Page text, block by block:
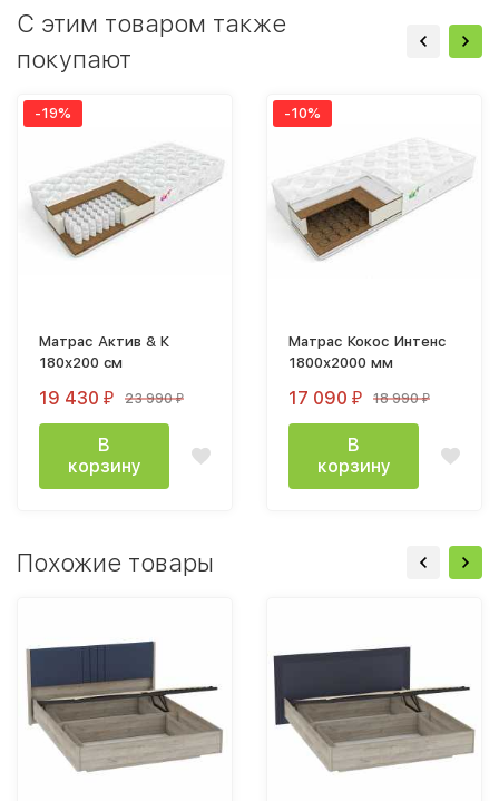
C этим товаром также
покупают
-19%
Матрас Актив & К
180х200 cм
19 430 ₽ 23 990₽
В
корзину
-10%
Матрас Кокос Интенс
1800х2000 мм
17 090 ₽ 18 990₽
В
корзину
Похожие товары